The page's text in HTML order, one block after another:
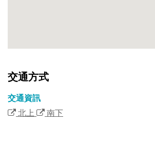
交通方式
交通資訊
北上
南下